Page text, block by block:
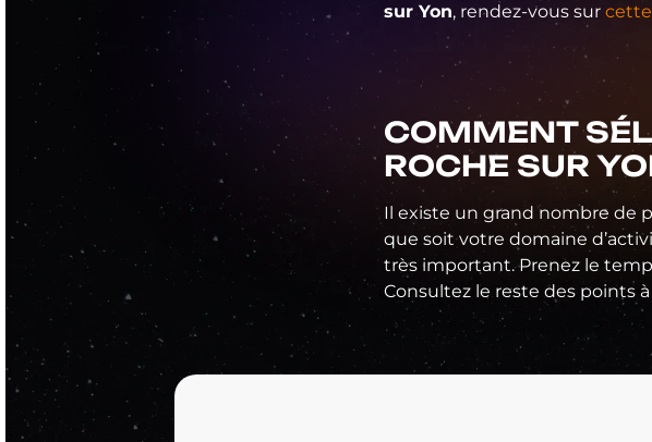
sur Yon, rendez-vous sur
COMMENT
ROCHE SUR
Il existe un grand nombre de
que soit votre domaine
très important. Prenez le
Consultez le reste des points